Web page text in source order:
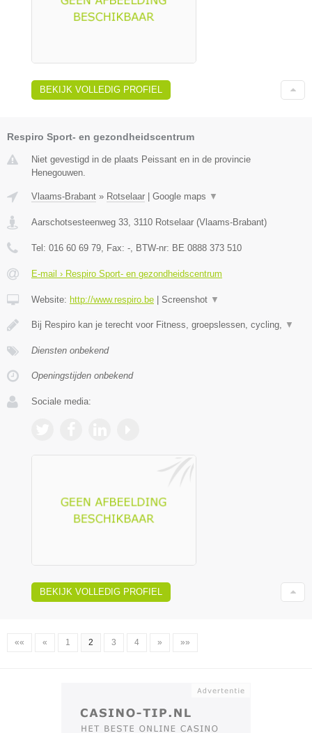
BEKIJK VOLLEDIG PROFIEL
Respiro Sport- en gezondheidscentrum
Niet gevestigd in de plaats Peissant en in de provincie
Henegouwen.
Vlaams-Brabant » Rotselaar Google maps ▼
Aarschotsesteenweg 33, 3110 Rotselaar (Vlaams-Brabant)
Tel: 016 60 69 79, Fax: -, BTW-nr: BE 0888 373 510
E-mail › Respiro Sport- en gezondheidscentrum
Website: http://www.respiro.be Screenshot ▼
Bij Respiro kan je terecht voor Fitness, groepslessen, cycling, ▼
Diensten onbekend
Openingstijden onbekend
Sociale media:
BEKIJK VOLLEDIG PROFIEL
«« « 1 2 3 4 » »»